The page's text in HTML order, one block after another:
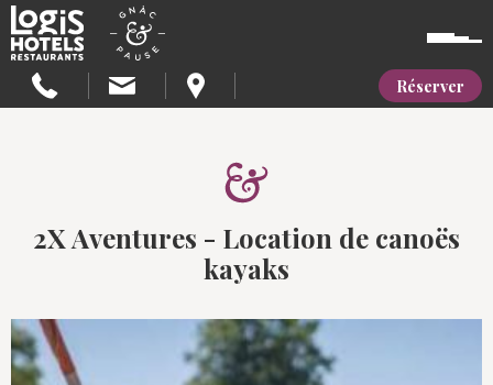
Réserver
2X Aventures - Location de canoës
kayaks